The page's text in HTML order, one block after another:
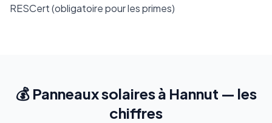
RESCert (obligatoire pour les primes)
💰 Panneaux solaires à Hannut — les
chiffres